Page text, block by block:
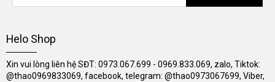
Helo Shop
Xin vui lòng liên hệ SĐT: 0973.067.699 - 0969.833.069, zalo, Tiktok:
@thao0969833069, facebook, telegram: @thao0973067699, Viber,